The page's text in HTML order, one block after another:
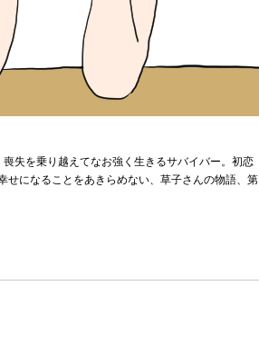
失を乗り越えてなお強く生きるサバイバー。初恋
せになることをあきらめない、草子さんの物語、第